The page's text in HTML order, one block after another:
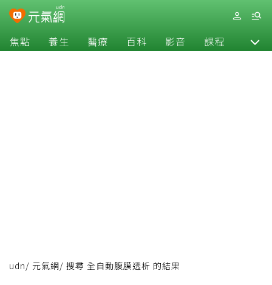
焦點 養生 醫療 百科 影音 課程 退休
udn/ 元氣網/ 搜尋 全自動腹膜透析 的結果